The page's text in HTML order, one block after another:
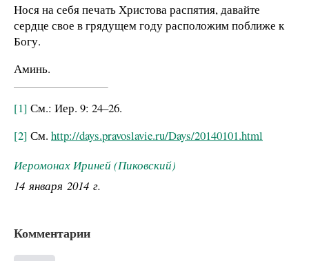
Нося на себя печать Христова распятия, давайте
сердце свое в грядущем году расположим поближе к
Богу.
Аминь.
[1] См.: Иер. 9: 24–26.
[2] См. http://days.pravoslavie.ru/Days/20140101.html
Иеромонах Ириней (Пиковский)
14 января 2014 г.
Комментарии